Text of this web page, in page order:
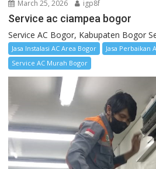
March 25, 2026 igp8f
Service ac ciampea bogor
Service AC Bogor, Kabupaten Bogor
Jasa Instalasi AC Area Bogor
Jasa Perbaikan
Service AC Murah Bogor